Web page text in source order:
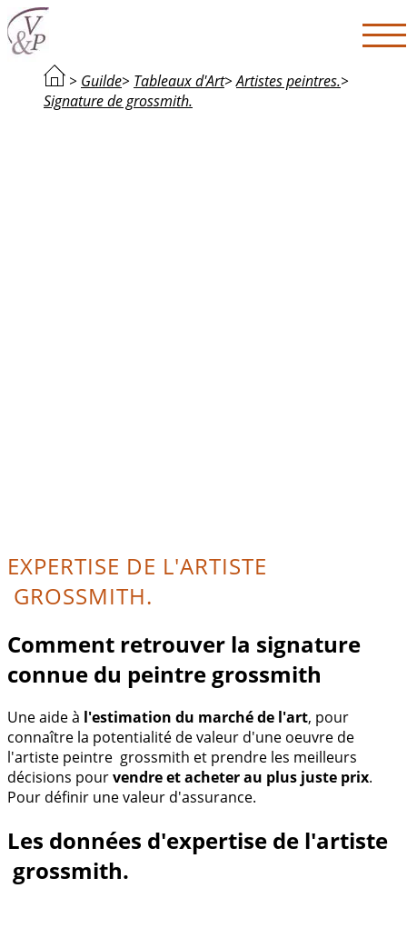
> Guilde> Tableaux d'Art>Artistes peintres.>
Signature de grossmith.
EXPERTISE DE L'ARTISTE
GROSSMITH.
Comment retrouver la signature
connue du peintre grossmith
Une aide à l'estimation du marché de l'art, pour
connaître la potentialité de valeur d'une oeuvre de
l'artiste peintre grossmith et prendre les meilleurs
décisions pourvendre et acheter au plus juste prix.
Pour définir une valeur d'assurance.
Les données d'expertise de l'artiste
grossmith.